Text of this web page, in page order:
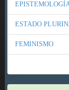
ESTADO
FEMINISMO